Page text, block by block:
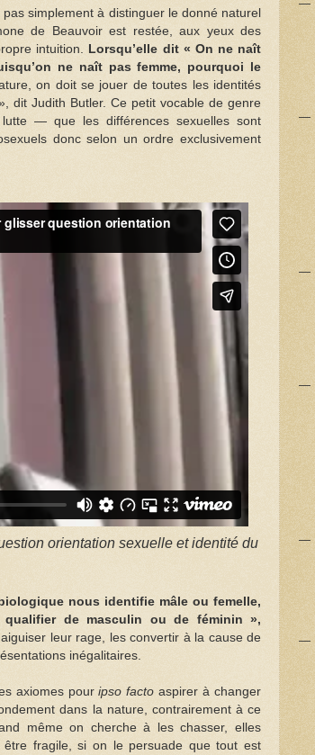
simplement à distinguer le donné naturel
de Beauvoir est restée, aux yeux des
intuition.
Lorsqu’elle dit « On ne naît
ne naît pas femme, pourquoi le
on doit se jouer de toutes les identités
dit Judith Butler. Ce petit vocable de genre
— que les différences sexuelles sont
donc selon un ordre exclusivement
orientation sexuelle et identité du
nous identifie mâle ou femelle,
de masculin ou de féminin »,
aiguiser leur rage, les convertir à la cause de
inégalitaires.
axiomes pouripso facto aspirer à changer
dans la nature, contrairement à ce
même on cherche à les chasser, elles
être fragile, si on le persuade que tout est